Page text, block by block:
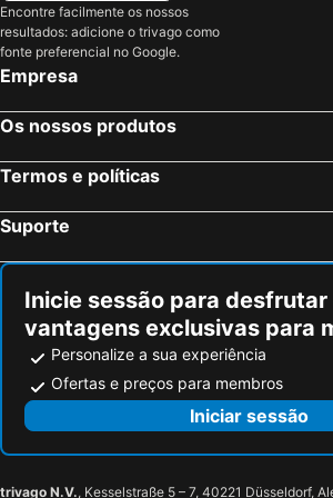
Lormont, Aquitânia Hotéis
Paris, França Hotéis
Coupvray, França Hotéis
Montévrain, França Hotéis
Serris,
Encontre facilmente os nossos
resultados: adicione o trivago como
fonte preferencial no Google.
Empresa
Os nossos produtos
Termos e políticas
Suporte
Inicie sessão para desfrutar
vantagens exclusivas para
Personalize a sua experiência
Ofertas e preços para membros
Iniciar sessão
trivago N.V., Kesselstraße 5 – 7, 40221 Düsseldorf,